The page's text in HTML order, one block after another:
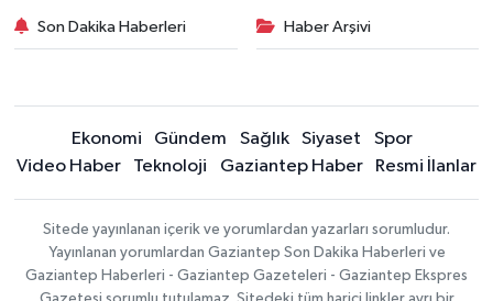
Son Dakika Haberleri Haber Arşivi
Ekonomi Gündem Sağlık Siyaset
Spor
Video Haber
Teknoloji Gaziantep Haber Resmi İlanlar
Sitede yayınlanan içerik ve yorumlardan yazarları sorumludur.
Yayınlanan yorumlardan Gaziantep Son Dakika Haberleri ve
Gaziantep Haberleri - Gaziantep Gazeteleri - Gaziantep Ekspres